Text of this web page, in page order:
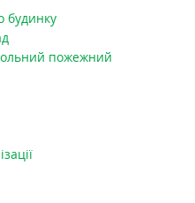
будинку
пожежний